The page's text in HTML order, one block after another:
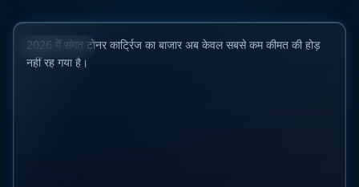
औद्योगिक बाज़ार
2026 में संगत टोनर कार्ट्रिज का बाजार अब केवल सबसे कम कीमत की होड़
नहीं रह गया है।